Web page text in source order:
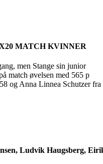
MATCH KVINNER
men Stange sin junior
match øvelsen med 565 p
og Anna Linnea Schutzer fra
Ludvik Haugsberg,